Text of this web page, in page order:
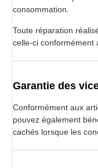
consommation.
Toute réparation
celle-ci conformément
Garantie des
Conformément aux
pouvez également
cachés lorsque les